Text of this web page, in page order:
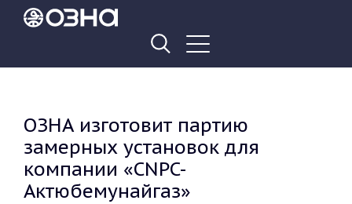
ОЗНА изготовит партию
замерных установок для
компании «CNPC-
Актюбемунайгаз»